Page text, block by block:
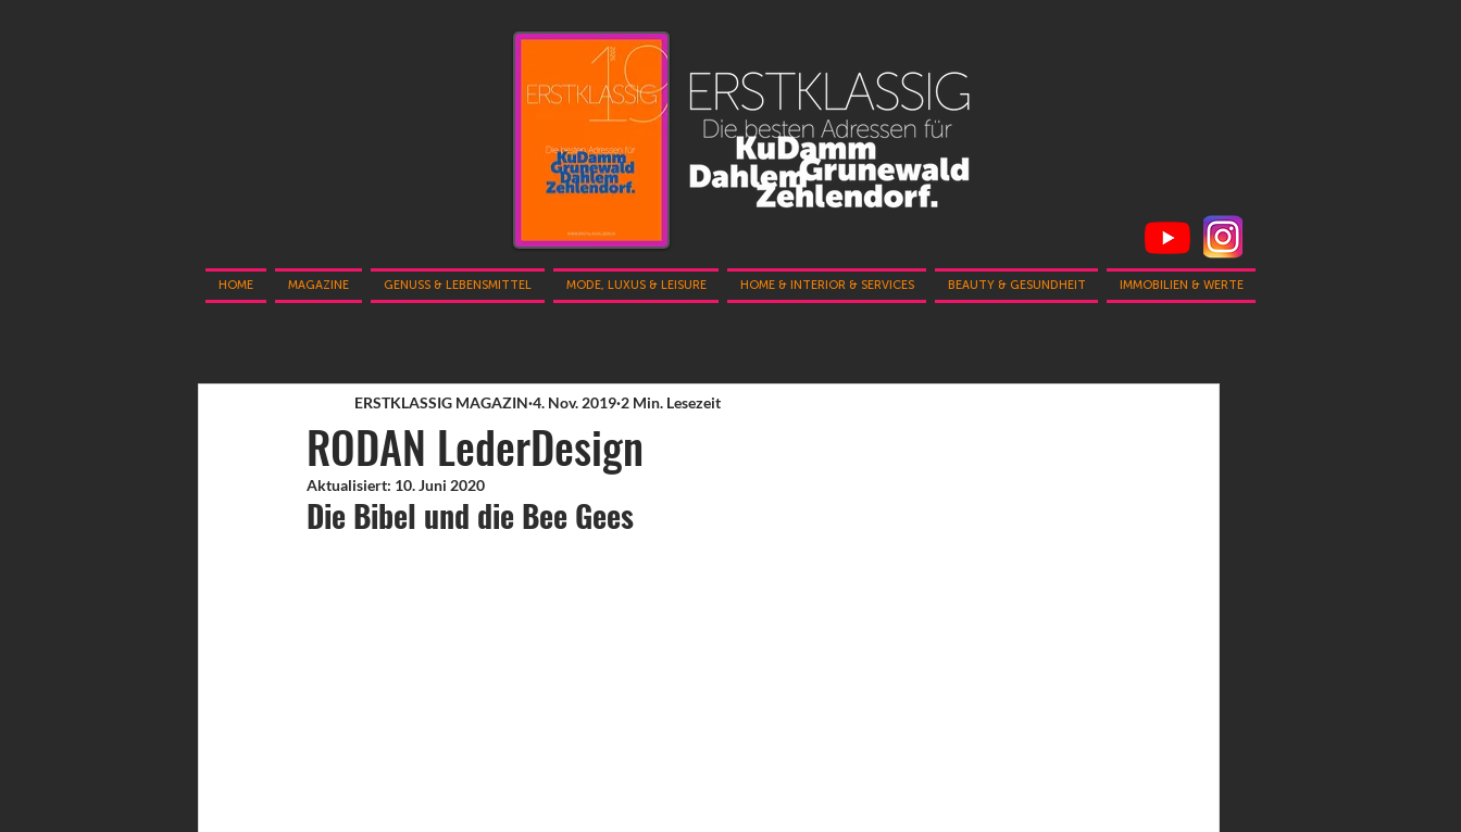
HOME MAGAZINE GENUSS & LEBENSMITTEL MODE, LUXUS & LEISURE HOME & INTERIOR & SERVICES BEAUTY & GESUNDHEIT IMMOBILIEN & WERTE
RODAN LederDesign
ERSTKLASSIG MAGAZIN 4. Nov. 2019 2 Min. Lesezeit
Aktualisiert: 10. Juni 2020
Die Bibel und die Bee Gees